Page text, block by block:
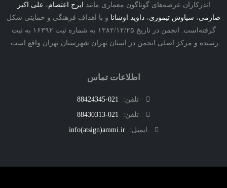
عرصه‌های گوناگون معماری مانندایرج اعتصام،علی اکبر
،سیاوش تیموری،داوید اوشاناو با اهداف فرهنگی و حمایتی شکل
گرفته‌است. انجمن در تاریخ ۱۳۸۲/۱۲/۲۵ به شماره ثبت ۱۶۳۹۲ به ثبت
و مرکز اصلی انجمن در استان تهران شهرستان تهران واقع است.
اطلاعات تماس
تلفن:
021-88424345
تلفن:
021-88430313
ایمیل:
info(atsign)ammi.ir